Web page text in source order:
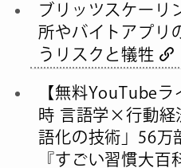
ブリッツスケーリ
所やバイトアプリ
うリスクと犠牲
【無料YouTube
時 言語学×行動経
語化の技術」56万
『すごい習慣大百